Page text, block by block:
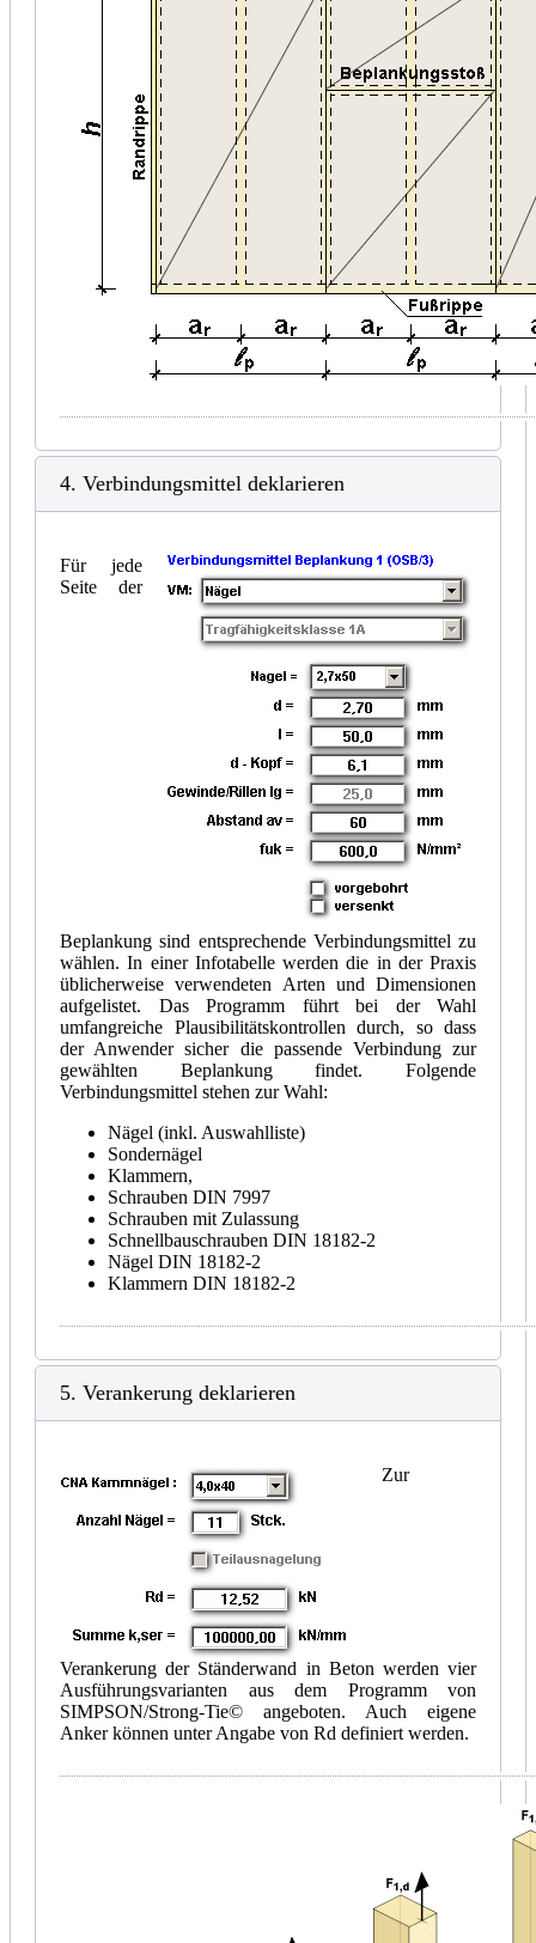
4. Verbindungsmittel deklarieren
Für jede
Seite der
Beplankung sind entsprechende Verbindungsmittel zu
wählen. In einer Infotabelle werden die in der Praxis
üblicherweise verwendeten Arten und Dimensionen
aufgelistet. Das Programm führt bei der Wahl
umfangreiche Plausibilitätskontrollen durch, so dass
der Anwender sicher die passende Verbindung zur
gewählten Beplankung findet. Folgende
Verbindungsmittel stehen zur Wahl:
Nägel (inkl. Auswahlliste)
Sondernägel
Klammern,
Schrauben DIN 7997
Schrauben mit Zulassung
Schnellbauschrauben DIN 18182-2
Nägel DIN 18182-2
Klammern DIN 18182-2
5. Verankerung deklarieren
Zur
Verankerung der Ständerwand in Beton werden vier
Ausführungsvarianten aus dem Programm von
SIMPSON/Strong-Tie© angeboten. Auch eigene
Anker können unter Angabe von Rd definiert werden.